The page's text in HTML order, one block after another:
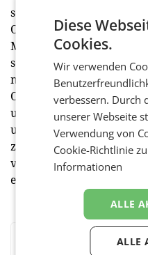
schulischen Ausbildung
Online-Marketing-
Management, Video-
sowie Website-
neues Teammitglied von
Online-Medienprojekte
umzusetzen. Klares Ziel
umfangreiche und
zu verschaffen -
vielseitigen Bedürfnisse
erklärt Tscherteu. (red)
BEWERTEN SIE DIESEN
Diese
Cookies.
Wir verwenden
verbessern. Durch
unserer Webseite
Verwendung von
Cookie-Richtlinie
Informationen
ALLE
ALLE